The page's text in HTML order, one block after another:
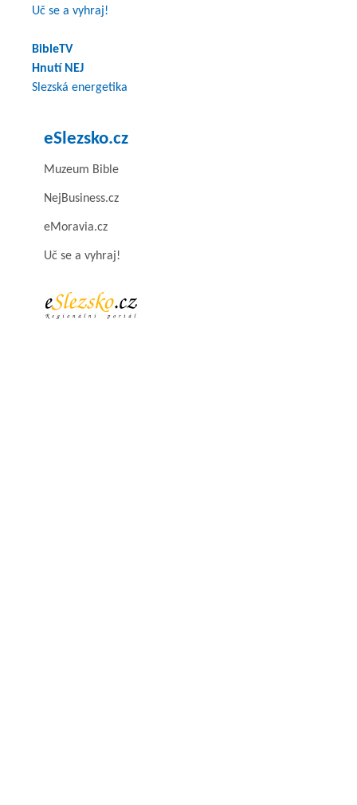
Uč se a vyhraj!
BibleTV
Hnutí NEJ
Slezská energetika
eSlezsko.cz
Muzeum Bible
NejBusiness.cz
eMoravia.cz
Uč se a vyhraj!